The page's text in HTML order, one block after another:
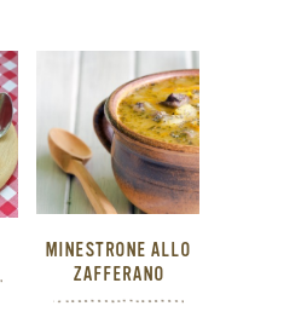
MINESTRONE ALLO
ZAFFERANO